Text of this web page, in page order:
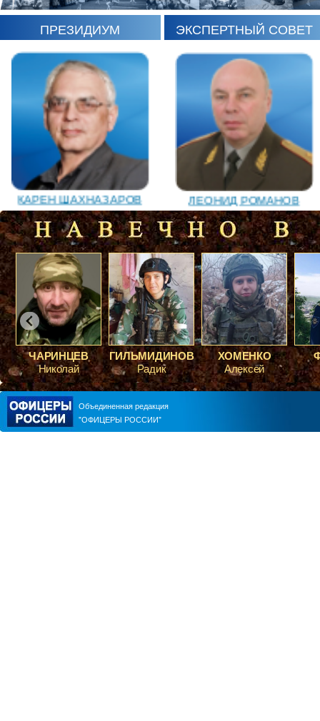
ПРЕЗИДИУМ
ИГОРЬ ШЕВЧУК
КАРЕН ШАХНАЗАРОВ
ЮРИЙ ШАРАГОРОВ
ЭКСПЕРТНЫЙ СОВЕТ
СЕРГЕЙ САМИНСКИЙ
ЛЕОНИД РОМАНОВ
ВАЛЕРИЙ ПОСТНИКОВ
ГИЛЬМИДИНОВ
Радик
ХОМЕНКО
Алексей
ФЕДИНА
Роман
Объединенная редакция
"ОФИЦЕРЫ РОССИИ"